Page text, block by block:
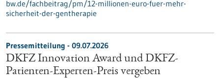
bw.de/fachbeitrag/pm/12-millionen-euro-fuer-mehr-
sicherheit-der-gentherapie
Pressemitteilung - 09.07.2026
DKFZ Innovation Award und DKFZ-
Patienten-Experten-Preis vergeben